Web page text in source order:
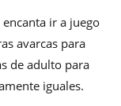
encanta ir a juego
avarcas para
de adulto para
iguales.